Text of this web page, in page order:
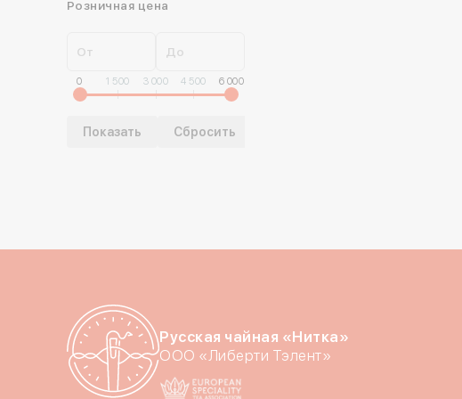
Розничная цена
От До
0 1 500 3 000 4 500 6 000
Русская чайная «Нитка»
ООО «Либерти Тэлент»